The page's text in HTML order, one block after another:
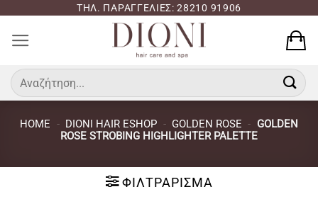
περιεχόμενο
ΤΗΛ. ΠΑΡΑΓΓΕΛΙΕΣ: 28210 91906
Αναζήτηση
για:
HOME - DIONI HAIR ESHOP - GOLDEN ROSE - GOLDEN
ROSE STROBING HIGHLIGHTER PALETTE
ΦΙΛΤΡΆΡΙΣΜΑ